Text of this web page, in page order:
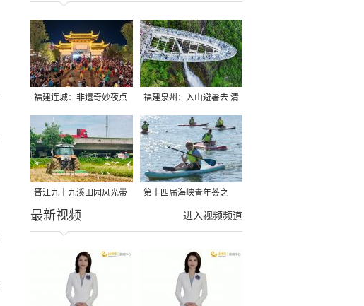
福建连城：非遗奇妙夜点
亮夏夜
福建泉州：入山避暑去 清
凉好惬意
晋江九十九溪田园风光带
千亩早稻迎来成熟收割季
第十四届海峡青年荟之
2026榕台青年大学生水上
进入视频频道
最新视频